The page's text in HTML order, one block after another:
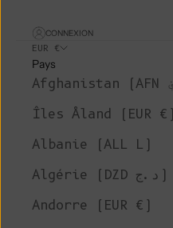
CONNEXION
EUR €
Pays
Îles Åland (EUR €)
Albanie (ALL L)
Algérie (DZD د.ج)
Andorre (EUR €)